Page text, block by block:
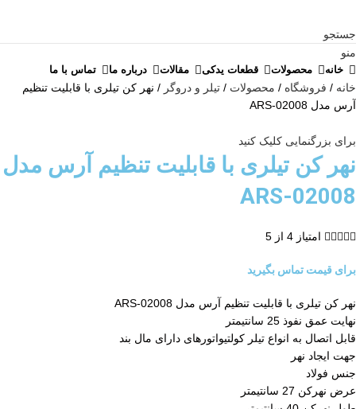
جستجو
منو
خانه محصولات قطعات یدکی مقالات درباره ما تماس با ما
خانه فروشگاه محصولات تیلر و دروگر
نهر کن تیلری با قابلیت تنظیم
آرس مدل ARS-02008
برای بزرگنمایی کلیک کنید
نهر کن تیلری با قابلیت تنظیم آرس مدل
ARS-02008
 امتیاز 4 از 5
برای قیمت تماس بگیرید
نهر کن تیلری با قابلیت تنظیم آرس مدل ARS-02008
نهایت عمق نفوذ 25 سانتیمتر
قابل اتصال به انواع تیلر کولتیواتورهای دارای مال بند
جهت ایجاد نهر
جنس فولاد
عرض نهرکن 27 سانتیمتر